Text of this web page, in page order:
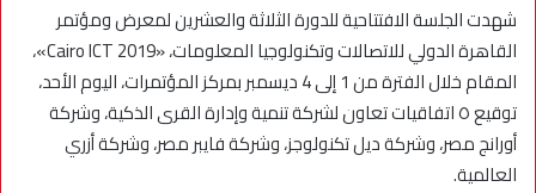
شهدت الجلسة الافتتاحية للدورة الثلاثة والعشرين لمعرض ومؤتمر
القاهرة الدولي للاتصالات وتكنولوجيا المعلومات، «Cairo ICT 2019»،
المقام خلال الفترة من 1 إلى 4 ديسمبر بمركز المؤتمرات، اليوم الأحد،
توقيع ٥ اتفاقيات تعاون لشركة تنمية وإدارة القرى الذكية، وشركة
أورانج مصر، وشركة ديل تكنولوجز، وشركة فايبر مصر، وشركة أزري
العالمية.